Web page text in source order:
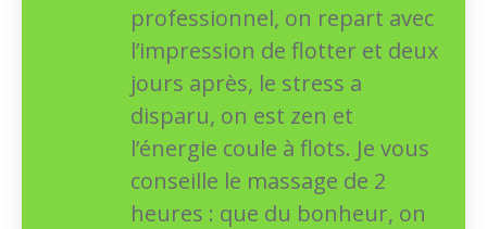
professionnel, on repart avec
l’impression de flotter et deux
jours après, le stress a
disparu, on est zen et
l’énergie coule à flots. Je vous
conseille le massage de 2
heures : que du bonheur, on